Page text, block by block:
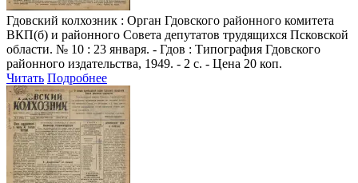
Гдовский колхозник : Орган Гдовского районного комитета
ВКП(б) и районного Совета депутатов трудящихся Псковской
области. № 10 : 23 января. - Гдов : Типография Гдовского
районного издательства, 1949. - 2 с. - Цена 20 коп.
Читать Подробнее